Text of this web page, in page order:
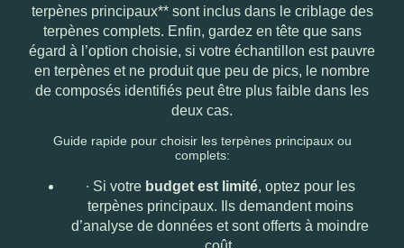
terpènes principaux** sont inclus dans le criblage des
terpènes complets. Enfin, gardez en tête que sans
égard à l’option choisie, si votre échantillon est pauvre
en terpènes et ne produit que peu de pics, le nombre
de composés identifiés peut être plus faible dans les
deux cas.
Guide rapide pour choisir les terpènes principaux ou
complets:
∙ Si votre budget est limité, optez pour les
terpènes principaux. Ils demandent moins
d’analyse de données et sont offerts à moindre